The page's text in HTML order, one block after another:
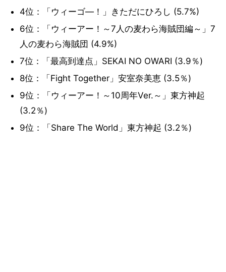
4位：「ウィーゴ―！」きただにひろし (5.7%)
6位：「ウィーアー！～7人の麦わら海賊団編～」7
人の麦わら海賊団 (4.9%)
7位：「最高到達点」SEKAI NO OWARI (3.9％)
8位：「Fight Together」安室奈美恵 (3.5％)
9位：「ウィーアー！～10周年Ver.～」東方神起
(3.2％)
9位：「Share The World」東方神起 (3.2％)